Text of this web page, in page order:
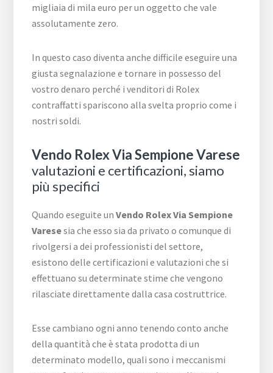
migliaia di mila euro per un oggetto che vale
assolutamente zero.
In questo caso diventa anche difficile eseguire una
giusta segnalazione e tornare in possesso del
vostro denaro perché i venditori di Rolex
contraffatti spariscono alla svelta proprio come i
nostri soldi.
Vendo Rolex Via Sempione Varese
valutazioni e certificazioni, siamo
più specifici
Quando eseguite unVendo Rolex Via Sempione
Varesesia che esso sia da privato o comunque di
rivolgersi a dei professionisti del settore,
esistono delle certificazioni e valutazioni che si
effettuano su determinate stime che vengono
rilasciate direttamente dalla casa costruttrice.
Esse cambiano ogni anno tenendo conto anche
della quantità che è stata prodotta di un
determinato modello, quali sono i meccanismi